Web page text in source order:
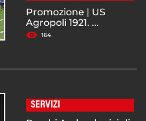
Promozione | US
Agropoli 1921. ...
164
SERVIZI